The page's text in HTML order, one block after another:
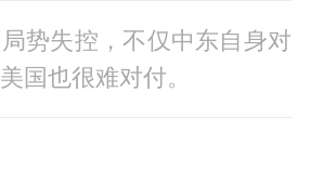
势失控，不仅中东自身对
国也很难对付。